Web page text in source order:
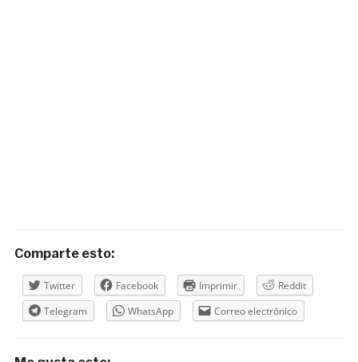
Comparte esto:
Twitter Facebook Imprimir
Reddit
Telegram
WhatsApp Correo electrónico